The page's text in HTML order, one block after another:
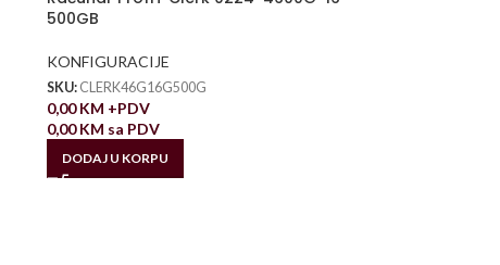
500GB
KONFIGURACIJE
SKU: CLERK46G16G500G
0,00KM +PDV
0,00KM sa PDV
DODAJ U KORPU